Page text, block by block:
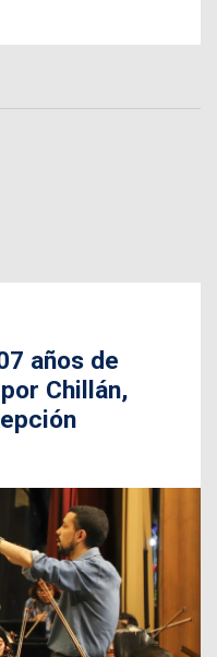
años de
Chillán,